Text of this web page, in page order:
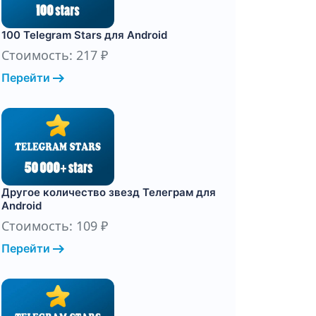
100 Telegram Stars для Android
Стоимость: 217 ₽
Перейти arrow_right_alt
Другое количество звезд Телеграм для
Android
Стоимость: 109 ₽
Перейти arrow_right_alt